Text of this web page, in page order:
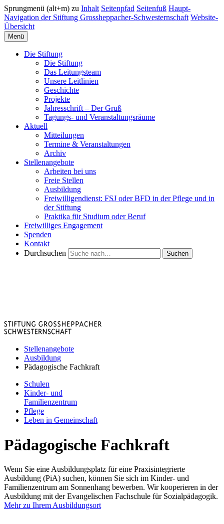
Sprungmenü (alt+m) zu Inhalt Seitenpfad Seitenfuß Haupt-
Navigation der Stiftung Grossheppacher-Schwesternschaft Website-
Übersicht
Menü
Die Stiftung
Die Stiftung
Das Leitungsteam
Unsere Leitlinien
Geschichte
Projekte
Jahresschrift – Der Gruß
Tagungs- und Veranstaltungsräume
Aktuell
Mitteilungen
Termine & Veranstaltungen
Archiv
Stellenangebote
Arbeiten bei uns
Freie Stellen
Ausbildung
Freiwilligendienst: FSJ oder BFD in der Pflege und in
der Stiftung
Praktika für Studium oder Beruf
Freiwilliges Engagement
Spenden
Kontakt
Durchsuchen
Suchen
Stellenangebote
Ausbildung
Pädagogische Fachkraft
Schulen
Kinder- und
Familienzentrum
Pflege
Leben in Gemeinschaft
Pädagogische Fachkraft
Wenn Sie eine Ausbildungsplatz für eine Praxisintegrierte
Ausbildung (PiA) suchen, können Sie sich im Kinder- und
Familienzentrum am Sonnenhang bewerben. Wir kooperieren in der
Ausbildung mit der Evangelischen Fachschule für Sozialpädagogik.
Mehr zu Ihrem Ausbildungsort